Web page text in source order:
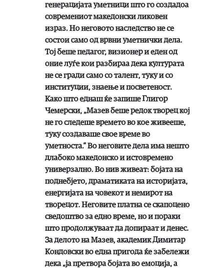
генерацијата уметници што го создадоа
современиот македонски ликовен
израз. Но неговото наследство не се
состои само од врвни уметнички дела.
Тој беше педагог, визионер и еден од
оние луѓе кои разбираа дека културата
не се гради само со талент, туку и со
институции, знаење и посветеност.
Како што еднаш ќе запише Глигор
Чемерски, „Мазев беше редок творец кој
не го следеше времето во кое живееше,
туку создаваше свое време во
уметноста.“ Во неговите дела има нешто
длабоко македонско и истовремено
универзално. Во нив живеат: бојата на
поднебјето, драматиката на историјата,
енергијата на човекот и немирот на
творецот. Неговите платна се скапоцено
сведоштво за едно време, но и пораки
што продолжуваат да допираат и денес.
За делото на Мазев, академик Димитар
Кондовски во една пригода ќе забележи
дека „ја претвора бојата во емоција, а